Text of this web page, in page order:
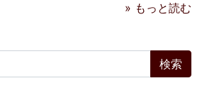
» もっと読む